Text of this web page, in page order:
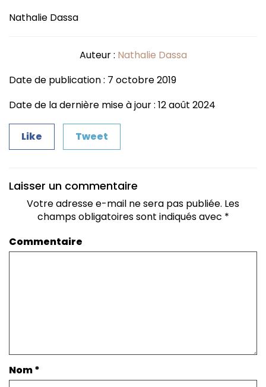
Nathalie Dassa
Auteur : Nathalie Dassa
Date de publication : 7 octobre 2019
Date de la dernière mise à jour : 12 août 2024
Like Tweet
Laisser un commentaire
Votre adresse e-mail ne sera pas publiée. Les
champs obligatoires sont indiqués avec *
Commentaire
Nom*